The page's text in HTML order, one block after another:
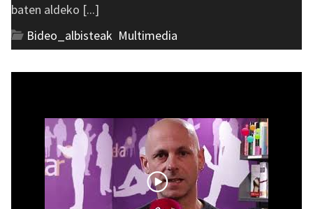
baten aldeko [...]
Bideo_albisteak Multimedia